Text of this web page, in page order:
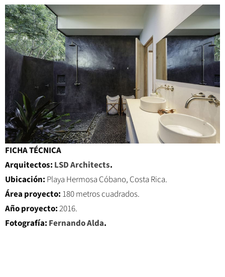
FICHA TÉCNICA
Arquitectos: LSD Architects.
Ubicación: Playa Hermosa Cóbano, Costa Rica.
Área proyecto: 180 metros cuadrados.
Año proyecto:2016.
Fotografía: Fernando Alda.